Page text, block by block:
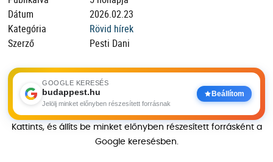
Dátum
2026.02.23
Kategória
Rövid hírek
Szerző
Pesti Dani
GOOGLE KERESÉS
budappest.hu
Jelölj minket előnyben részesített forrásnak
Beállítom
Kattints, és állíts be minket előnyben részesített forrásként a
Google keresésben.